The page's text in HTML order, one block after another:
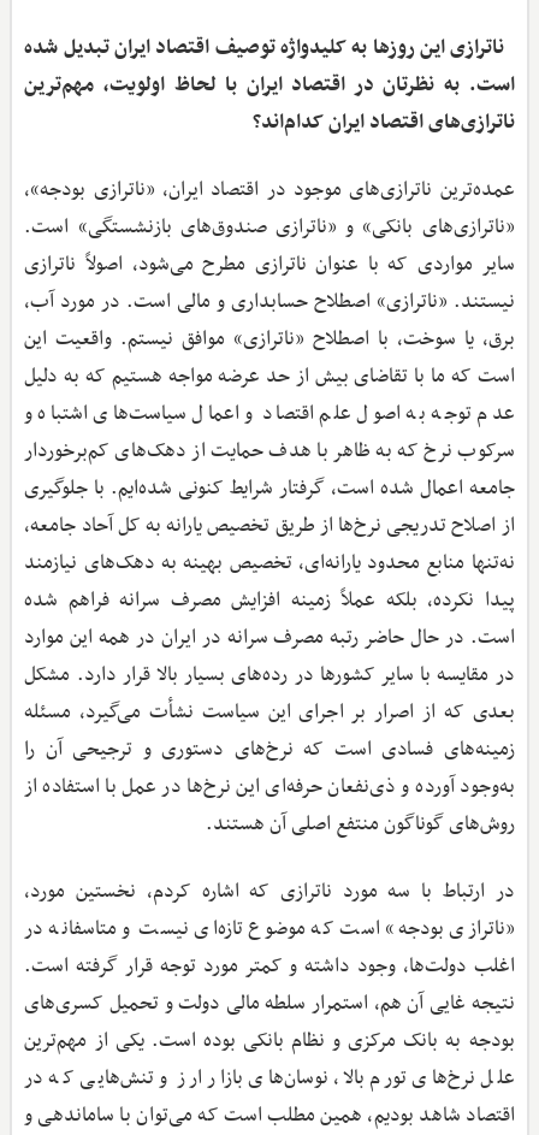
ناترازی این روزها به کلیدواژه توصیف اقتصاد ایران تبدیل شده
است. به نظرتان در اقتصاد ایران با لحاظ اولویت، مهم‌ترین
ناترازی‌های اقتصاد ایران کدام‌اند؟
عمده‌ترین ناترازی‌های موجود در اقتصاد ایران، «ناترازی بودجه»،
«ناترازی‌های بانکی» و «ناترازی صندوق‌های بازنشستگی» است.
سایر مواردی که با عنوان ناترازی مطرح می‌شود، اصولاً ناترازی
نیستند. «ناترازی» اصطلاح حسابداری و مالی است. در مورد آب،
برق، یا سوخت، با اصطلاح «ناترازی» موافق نیستم. واقعیت این
است که ما با تقاضای بیش از حد عرضه مواجه هستیم که به دلیل
عدم توجه به اصول علم اقتصاد و اعمال سیاست‌های اشتباه و
سرکوب نرخ که به ظاهر با هدف حمایت از دهک‌های کم‌برخوردار
جامعه اعمال شده است، گرفتار شرایط کنونی شده‌ایم. با جلوگیری
از اصلاح تدریجی نرخ‌ها از طریق تخصیص یارانه به کل آحاد جامعه،
نه‌تنها منابع محدود یارانه‌ای، تخصیص بهینه به دهک‌های نیازمند
پیدا نکرده، بلکه عملاً زمینه افزایش مصرف سرانه فراهم شده
است. در حال حاضر رتبه مصرف سرانه در ایران در همه این موارد
در مقایسه با سایر کشورها در رده‌های بسیار بالا قرار دارد. مشکل
بعدی که از اصرار بر اجرای این سیاست نشأت می‌گیرد، مسئله
زمینه‌های فسادی است که نرخ‌های دستوری و ترجیحی آن را
به‌وجود آورده و ذی‌نفعان حرفه‌ای این نرخ‌ها در عمل با استفاده از
روش‌های گوناگون منتفع اصلی آن هستند.
در ارتباط با سه مورد ناترازی که اشاره کردم، نخستین مورد،
«ناترازی بودجه» است که موضوع تازه‌ای نیست و متاسفانه در
اغلب دولت‌ها، وجود داشته و کمتر مورد توجه قرار گرفته است.
نتیجه غایی آن هم، استمرار سلطه مالی دولت و تحمیل کسری‌های
بودجه به بانک مرکزی و نظام بانکی بوده است. یکی از مهم‌ترین
علل نرخ‌های تورم بالا، نوسان‌های بازار ارز و تنش‌هایی که در
اقتصاد شاهد بودیم، همین مطلب است که می‌توان با ساماندهی و